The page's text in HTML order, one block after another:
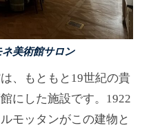
美術館サロン
、もともと19世紀の貴
にした施設です。1922
モッタンがこの建物と